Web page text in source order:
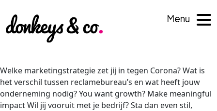
Menu
Welke marketingstrategie zet jij in tegen Corona? Wat is
het verschil tussen reclamebureau’s en wat heeft jouw
onderneming nodig? You want growth? Make meaningful
impact Wil jij vooruit met je bedrijf? Sta dan even stil,